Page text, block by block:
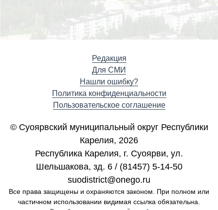
Редакция
Для СМИ
Нашли ошибку?
Политика конфиденциальности
Пользовательское соглашение
© Суоярвский муниципальный округ Республики
Карелия, 2026
Республика Карелия, г. Cуоярви, ул.
Шельшакова, зд. 6 / (81457) 5-14-50
suodistrict@onego.ru
Все права защищены и охраняются законом. При полном или
частичном использовании видимая ссылка обязательна.